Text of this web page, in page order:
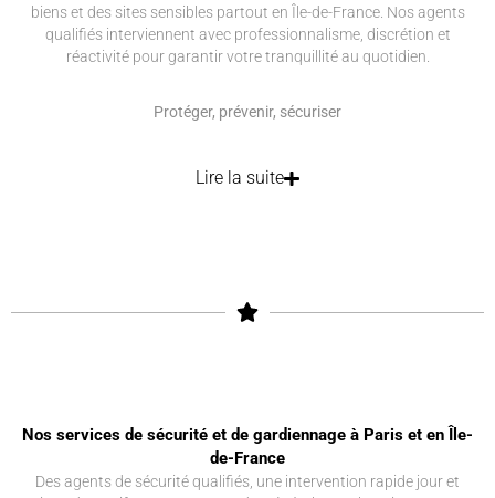
biens et des sites sensibles partout en Île-de-France. Nos agents
qualifiés interviennent avec professionnalisme, discrétion et
réactivité pour garantir votre tranquillité au quotidien.
Protéger, prévenir, sécuriser
Lire la suite
Nos services de sécurité et de gardiennage à Paris et en Île-
de-France
Des agents de sécurité qualifiés, une intervention rapide jour et